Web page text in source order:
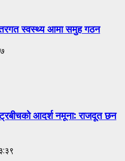
स्वस्थ्य आमा समुह गठन
आदर्श नमूना: राजदूत छन